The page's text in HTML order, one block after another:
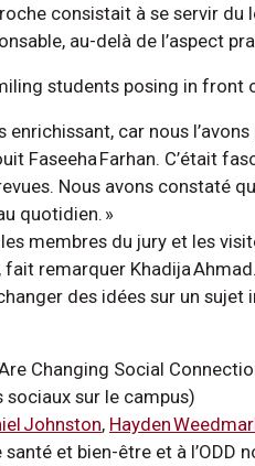
consistait à se servir
au-delà de l’aspect
enrichissant, car nous
Faseeha Farhan. C’était
Nous avons constaté
quotidien. »
membres du jury et les
remarquer Khadija
des idées sur un sujet
Changing Social
sur le campus)
Johnston, Hayden
santé et bien-être et à